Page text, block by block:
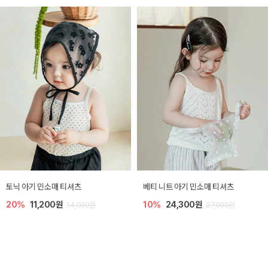
토닉 아기 민소매 티셔츠
20% 11,200원 14,000원
베티 니트 아기 민소매 티셔츠
10% 24,300원 27,000원